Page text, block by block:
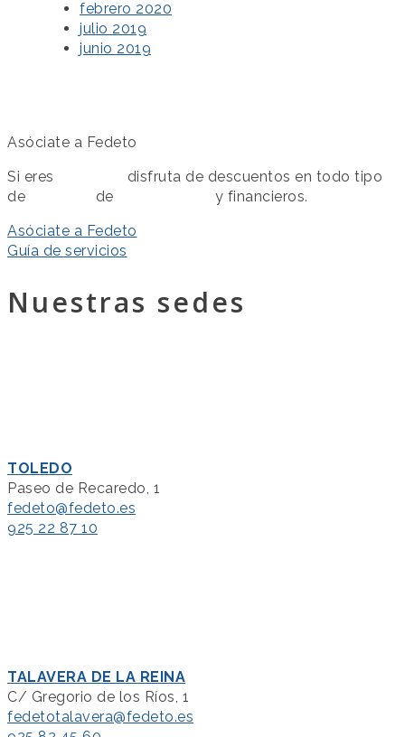
febrero 2020
julio 2019
junio 2019
Asóciate a Fedeto
Si eres
disfruta de descuentos en todo tipo
de
de
y financieros.
Asóciate a Fedeto
Guía de servicios
Nuestras sedes
TOLEDO
Paseo de Recaredo, 1
fedeto@fedeto.es
925 22 87 10
TALAVERA DE LA REINA
C/ Gregorio de los Ríos, 1
fedetotalavera@fedeto.es